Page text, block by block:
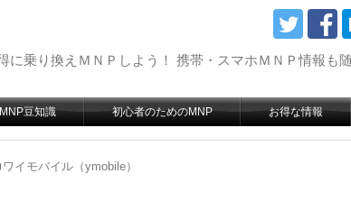
乗り換えＭＮＰしよう！ 携帯・スマホＭＮＰ情報も
MNP豆知識 初心者のためのMNP お得な情報
ワイモバイル（ymobile）